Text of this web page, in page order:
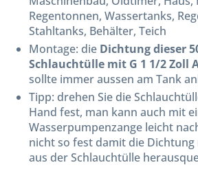
Regentonnen, Wassertanks,
Stahltanks, Behälter, Teich
Montage: die Dichtung dieser
Schlauchtülle mit G 1 1/2 Zoll
sollte immer aussen am Tank
Tipp: drehen Sie die
Hand fest, man kann auch mit
Wasserpumpenzange leicht
nicht so fest damit die
aus der Schlauchtülle